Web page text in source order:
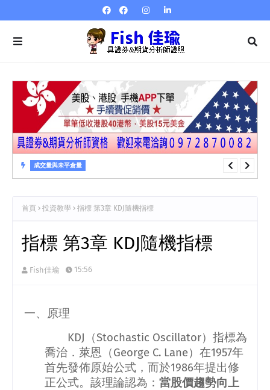
成交量與未平倉量
成交量與未平倉量 第23章 成交量指標…量強弱指標VR
首頁 投資教學 指標 第3章 KDJ隨機指標
指標 第3章 KDJ隨機指標
Fish佳瑜 15:56
一、原理
KDJ （Stochastic Oscillator） 指標為
喬治．萊恩（George C. Lane）在1957年
首先發佈原始公式，而於1986年提出修
正公式。該理論認為：當股價趨勢向上